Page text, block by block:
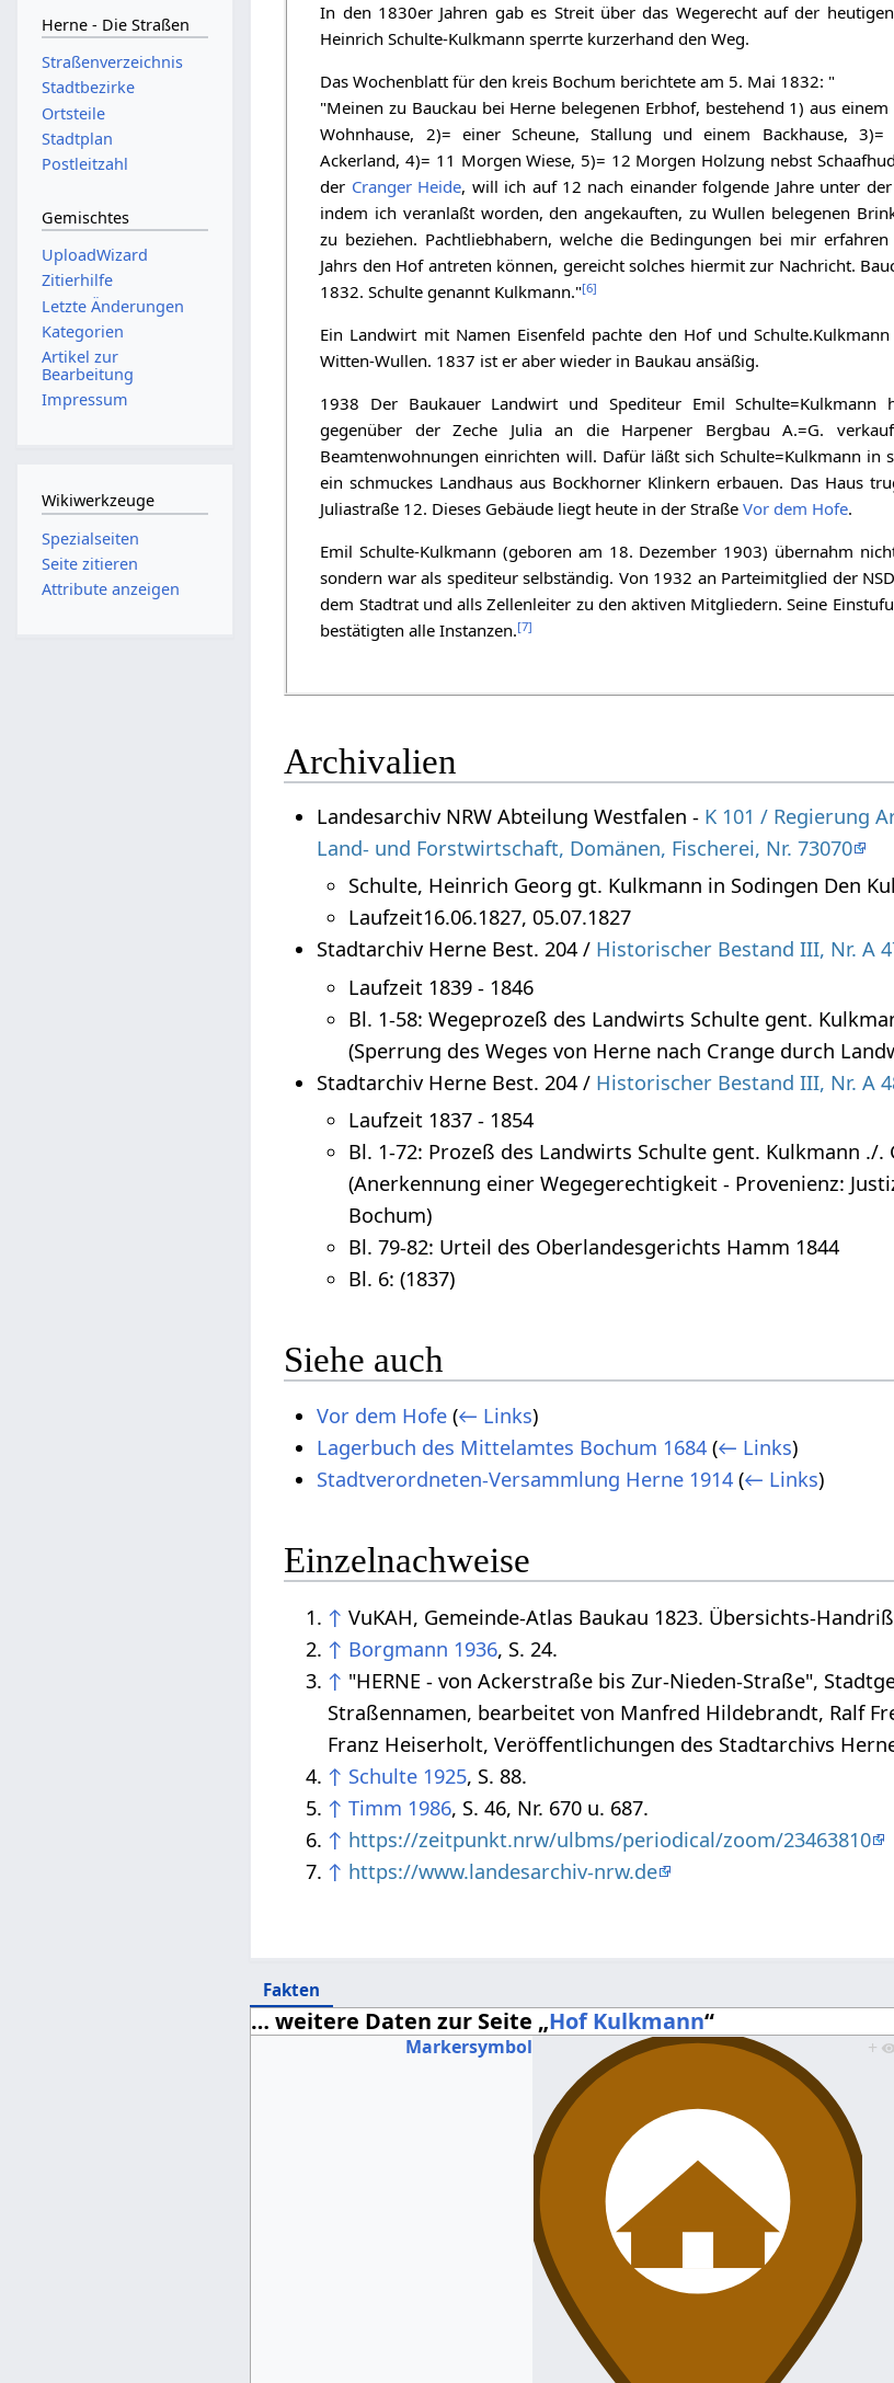
In den 1830er Jahren gab es Streit über das Wegerecht auf der
Heinrich Schulte-Kulkmann sperrte kurzerhand den Weg.
Das Wochenblatt für den kreis Bochum berichtete am 5. Mai 1832: "
"Meinen zu Bauckau bei Herne belegenen Erbhof, bestehend 1) aus
Wohnhause, 2)= einer Scheune, Stallung und einem Backhause,
Ackerland, 4)= 11 Morgen Wiese, 5)= 12 Morgen Holzung nebst
der Cranger Heide, will ich auf 12 nach einander folgende Jahre unter
indem ich veranlaßt worden, den angekauften, zu Wullen belegenen
zu beziehen. Pachtliebhabern, welche die Bedingungen bei mir erfahren
Jahrs den Hof antreten können, gereicht solches hiermit zur Nachricht.
1832. Schulte genannt Kulkmann."[6]
Ein Landwirt mit Namen Eisenfeld pachte den Hof und
Witten-Wullen. 1837 ist er aber wieder in Baukau ansäßig.
1938 Der Baukauer Landwirt und Spediteur Emil Schulte=Kulkmann
gegenüber der Zeche Julia an die Harpener Bergbau A.=G.
Beamtenwohnungen einrichten will. Dafür läßt sich Schulte=Kulkmann in
ein schmuckes Landhaus aus Bockhorner Klinkern erbauen. Das Haus
Juliastraße 12. Dieses Gebäude liegt heute in der StraßeVor dem Hofe.
Emil Schulte-Kulkmann (geboren am 18. Dezember 1903) übernahm
sondern war als spediteur selbständig. Von 1932 an Parteimitglied der
dem Stadtrat und alls Zellenleiter zu den aktiven Mitgliedern. Seine
bestätigten alle Instanzen.[7]
Archivalien
Landesarchiv NRW Abteilung Westfalen - K 101 / Regierung
Land- und Forstwirtschaft, Domänen, Fischerei, Nr. 73070
Schulte, Heinrich Georg gt. Kulkmann in Sodingen Den
Laufzeit16.06.1827, 05.07.1827
Stadtarchiv Herne Best. 204 / Historischer Bestand III, Nr. A
Laufzeit 1839 - 1846
Bl. 1-58: Wegeprozeß des Landwirts Schulte gent.
(Sperrung des Weges von Herne nach Crange durch
Stadtarchiv Herne Best. 204 / Historischer Bestand III, Nr. A
Laufzeit 1837 - 1854
Bl. 1-72: Prozeß des Landwirts Schulte gent. Kulkmann ./.
(Anerkennung einer Wegegerechtigkeit - Provenienz:
Bochum)
Bl. 79-82: Urteil des Oberlandesgerichts Hamm 1844
Bl. 6: (1837)
Siehe auch
Vor dem Hofe (← Links)
Lagerbuch des Mittelamtes Bochum 1684 (← Links)
Stadtverordneten-Versammlung Herne 1914 (← Links)
Einzelnachweise
↑ VuKAH, Gemeinde-Atlas Baukau 1823. Übersichts-
↑ Borgmann 1936, S. 24.
↑ "HERNE - von Ackerstraße bis Zur-Nieden-Straße",
Straßennamen, bearbeitet von Manfred Hildebrandt, Ralf
Franz Heiserholt, Veröffentlichungen des Stadtarchivs
↑ Schulte 1925, S. 88.
↑ Timm 1986, S. 46, Nr. 670 u. 687.
↑ https://zeitpunkt.nrw/ulbms/periodical/zoom/23463810
↑ https://www.landesarchiv-nrw.de
Fakten
… weitere Daten zur Seite „Hof Kulkmann“
Markersymbol
+
Herne - Die Straßen
Straßenverzeichnis
Stadtbezirke
Ortsteile
Stadtplan
Postleitzahl
Gemischtes
UploadWizard
Zitierhilfe
Letzte Änderungen
Kategorien
Artikel zur
Bearbeitung
Impressum
Wikiwerkzeuge
Spezialseiten
Seite zitieren
Attribute anzeigen